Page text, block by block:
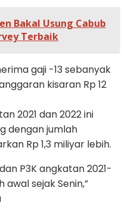
Bakal Usung Cabub
Terbaik
gaji -13 sebanyak
kisaran Rp 12
2021 dan 2022 ini
dengan jumlah
Rp 1,3 miliyar lebih.
P3K angkatan 2021-
awal sejak Senin,”